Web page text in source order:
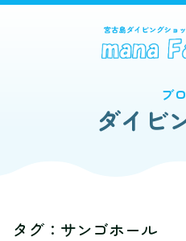
ブ
ダイビ
タグ：サンゴホール